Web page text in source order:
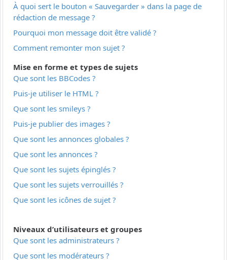
À quoi sert le bouton « Sauvegarder » dans la page de
rédaction de message ?
Pourquoi mon message doit être validé ?
Comment remonter mon sujet ?
Mise en forme et types de sujets
Que sont les BBCodes ?
Puis-je utiliser le HTML ?
Que sont les smileys ?
Puis-je publier des images ?
Que sont les annonces globales ?
Que sont les annonces ?
Que sont les sujets épinglés ?
Que sont les sujets verrouillés ?
Que sont les icônes de sujet ?
Niveaux d’utilisateurs et groupes
Que sont les administrateurs ?
Que sont les modérateurs ?